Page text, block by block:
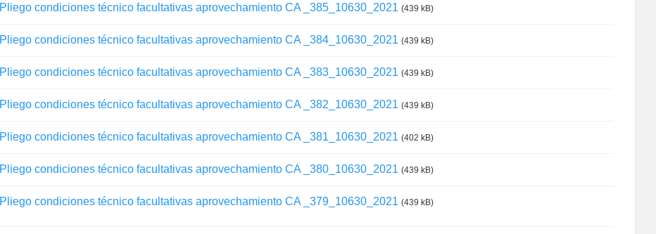
Pliego condiciones técnico facultativas aprovechamiento CA _385_10630_2021 (439 kB)
Pliego condiciones técnico facultativas aprovechamiento CA _384_10630_2021 (439 kB)
Pliego condiciones técnico facultativas aprovechamiento CA _383_10630_2021 (439 kB)
Pliego condiciones técnico facultativas aprovechamiento CA _382_10630_2021 (439 kB)
Pliego condiciones técnico facultativas aprovechamiento CA _381_10630_2021 (402 kB)
Pliego condiciones técnico facultativas aprovechamiento CA _380_10630_2021 (439 kB)
Pliego condiciones técnico facultativas aprovechamiento CA _379_10630_2021 (439 kB)